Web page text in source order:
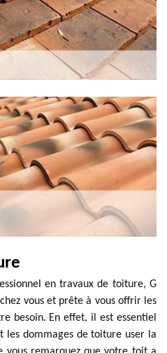
en travaux de toiture, G
vous et prête à vous offrir les
besoin. En effet, il est essentiel
les dommages de toiture user la